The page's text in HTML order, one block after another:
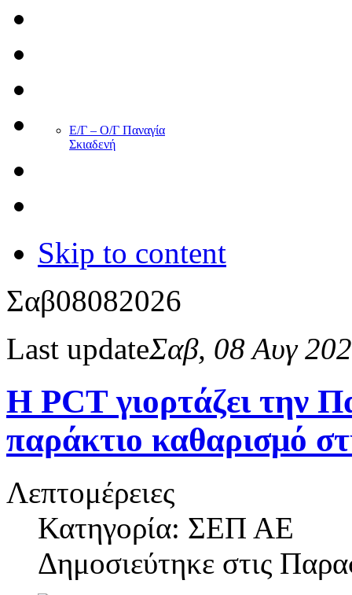
Ε/Γ – Ο/Γ Παναγία
Σκιαδενή
Skip to content
Σαβ08082026
Last updateΣαβ, 08 Αυγ
Η PCT γιορτάζει την
παράκτιο καθαρισμό
Λεπτομέρειες
Κατηγορία: ΣΕΠ ΑΕ
Δημοσιεύτηκε στις